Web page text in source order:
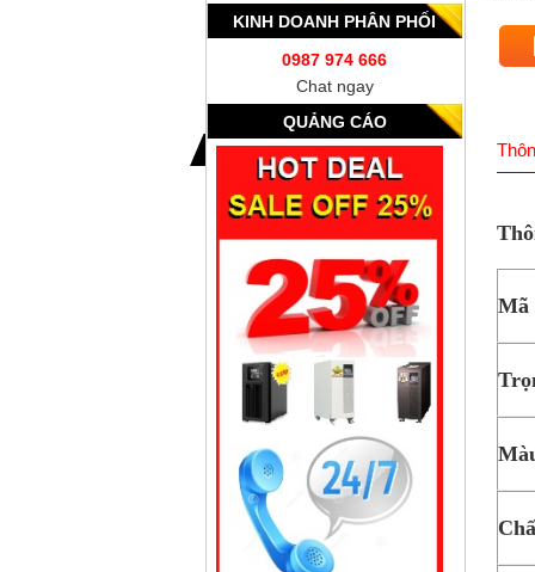
Mã
KINH DOANH PHÂN PHỐI
0987 974 666
Chat ngay
QUẢNG CÁO